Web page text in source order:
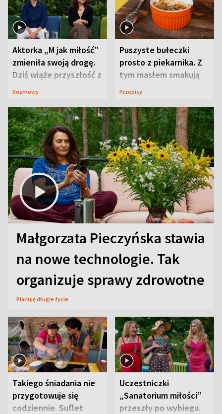
Aktorka „M jak miłość”
zmieniła swoją drogę.
Dziś wiąże przyszłość z
neurobiologią
Rozmowy
Puszyste bułeczki
prosto z piekarnika. Z
tym masłem smakują
jeszcze lepiej
Przepisy
Małgorzata Pieczyńska stawia
na nowe technologie. Tak
organizuje sprawy zdrowotne
Planuję długie życie
Takiego śniadania nie
przygotowuje się
codziennie. Suflet
Uczestniczki
„Sanatorium miłości”
przeszły po wybiegu.